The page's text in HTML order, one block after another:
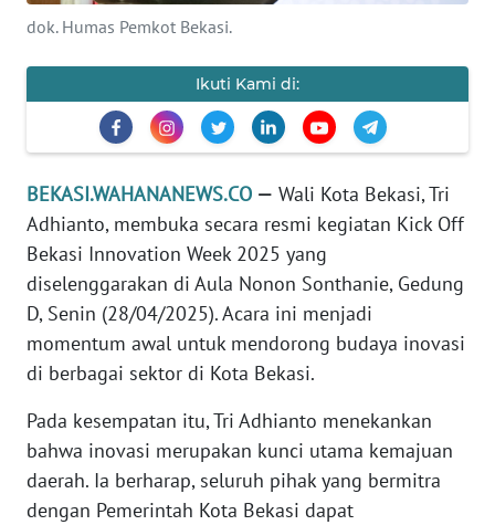
dok. Humas Pemkot Bekasi.
Ikuti Kami di:
BEKASI.WAHANANEWS.CO — Wali Kota Bekasi, Tri
Adhianto, membuka secara resmi kegiatan Kick Off
Bekasi Innovation Week 2025 yang
diselenggarakan di Aula Nonon Sonthanie, Gedung
D, Senin (28/04/2025). Acara ini menjadi
momentum awal untuk mendorong budaya inovasi
di berbagai sektor di Kota Bekasi.
Pada kesempatan itu, Tri Adhianto menekankan
bahwa inovasi merupakan kunci utama kemajuan
daerah. Ia berharap, seluruh pihak yang bermitra
dengan Pemerintah Kota Bekasi dapat
TENTANG
PEDOMAN
SIBER
REDAKSI
KARIR
DISCLAIMER
News
Regional
WN
SUMUT